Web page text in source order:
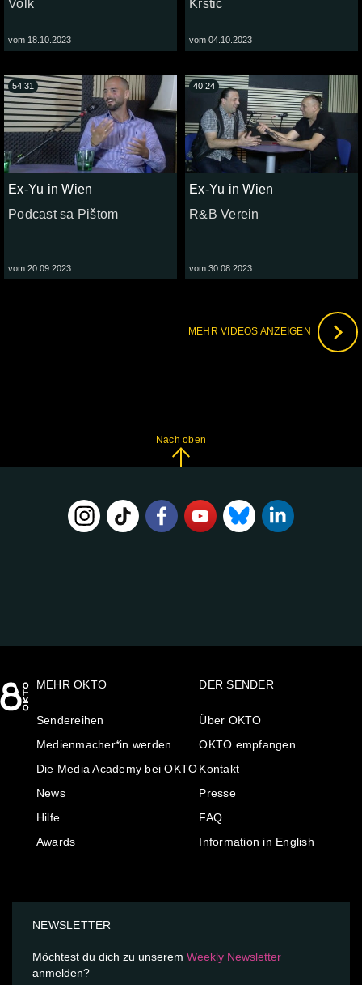
Volk
vom 18.10.2023
Krstić
vom 04.10.2023
Ex-Yu in Wien
Podcast sa Pištom
vom 20.09.2023
54:31
Ex-Yu in Wien
R&B Verein
vom 30.08.2023
40:24
MEHR VIDEOS ANZEIGEN
Nach oben
MEHR OKTO
Sendereihen
Medienmacher*in werden
Die Media Academy bei OKTO
News
Hilfe
Awards
DER SENDER
Über OKTO
OKTO empfangen
Kontakt
Presse
FAQ
Information in English
NEWSLETTER
Möchtest du dich zu unserem Weekly Newsletter
anmelden?